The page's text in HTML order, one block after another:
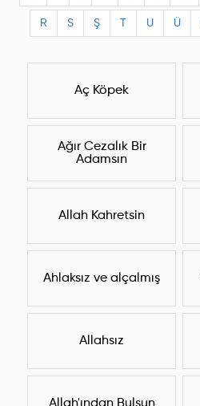
R S Ş U Ü
Aç Köpek
Ağır Cezalık Bir
Adamsın
Allah Kahretsin
Ahlaksız ve alçalmış
Allahsız